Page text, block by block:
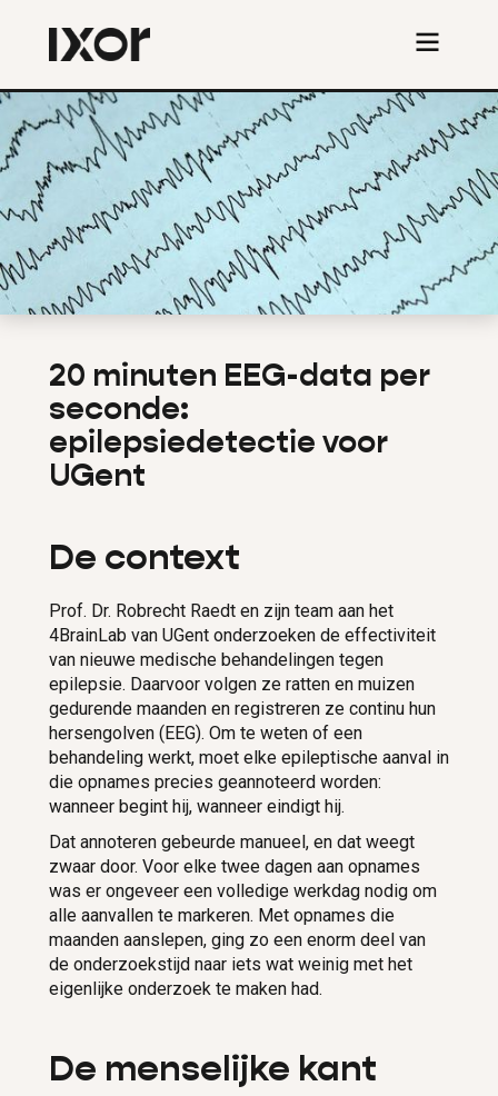
20 minuten EEG-data per
seconde:
epilepsiedetectie voor
UGent
De context
Prof. Dr. Robrecht Raedt en zijn team aan het
4BrainLab van UGent onderzoeken de effectiviteit
van nieuwe medische behandelingen tegen
epilepsie. Daarvoor volgen ze ratten en muizen
gedurende maanden en registreren ze continu hun
hersengolven (EEG). Om te weten of een
behandeling werkt, moet elke epileptische aanval in
die opnames precies geannoteerd worden:
wanneer begint hij, wanneer eindigt hij.
Dat annoteren gebeurde manueel, en dat weegt
zwaar door. Voor elke twee dagen aan opnames
was er ongeveer een volledige werkdag nodig om
alle aanvallen te markeren. Met opnames die
maanden aanslepen, ging zo een enorm deel van
de onderzoekstijd naar iets wat weinig met het
eigenlijke onderzoek te maken had.
De menselijke kant